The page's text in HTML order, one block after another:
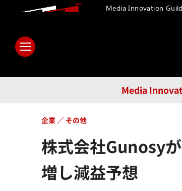
Media
メディア
株式会社Gunosy
増し減益予想
企業 その他
Media Innovation Guild